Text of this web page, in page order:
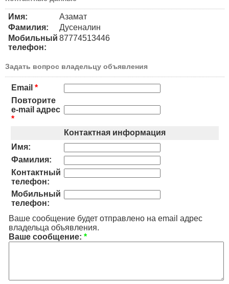
Имя:
Азамат
Фамилия:
Дусеналин
Мобильный
телефон:
87774513446
Задать вопрос владельцу объявления
Email *
Повторите
e-mail адрес
*
Контактная информация
Имя:
Фамилия:
Контактный
телефон:
Мобильный
телефон:
Ваше сообщение будет отправлено на email адрес
владельца объявления.
Ваше сообщение: *